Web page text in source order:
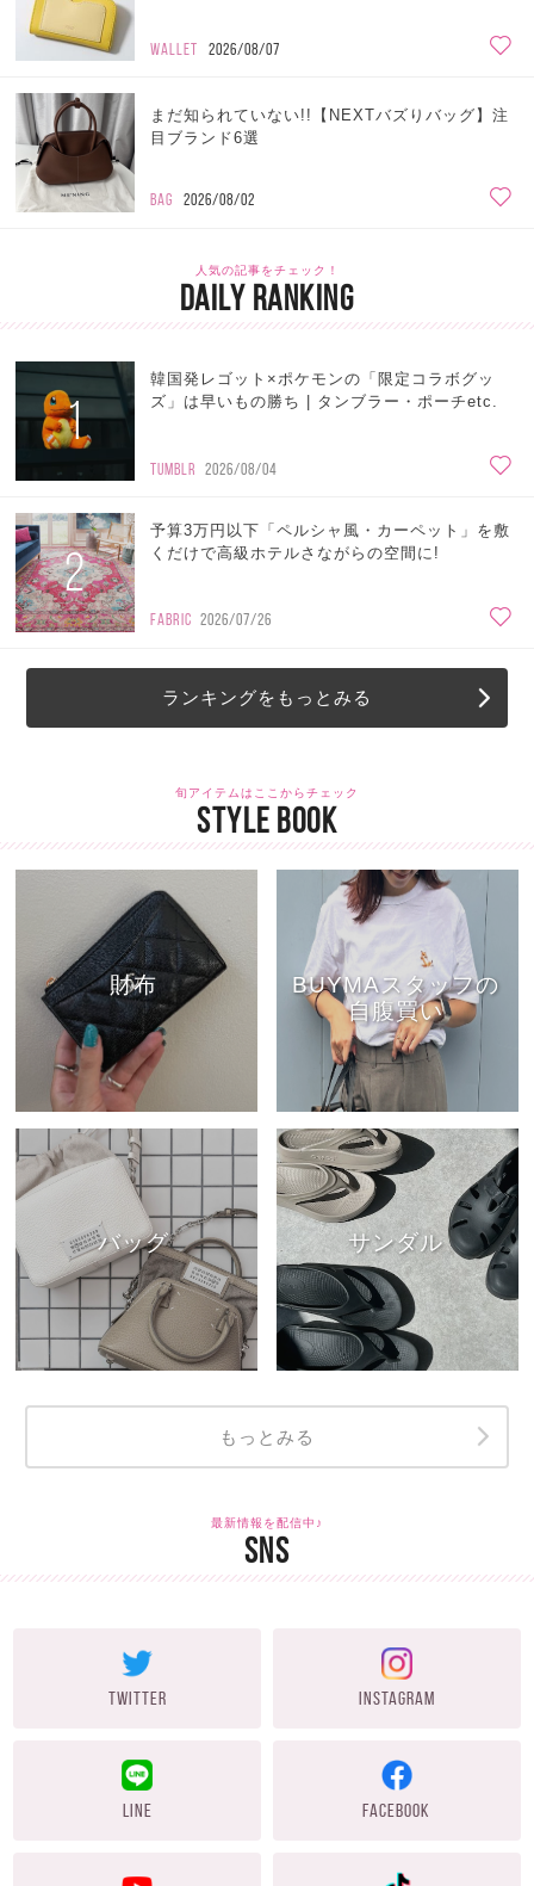
WALLET 2026/08/07
まだ知られていない!!【NEXTバズりバッグ】注
目ブランド6選
BAG 2026/08/02
人気の記事をチェック！
DAILY RANKING
1
韓国発レゴット×ポケモンの「限定コラボグッ
ズ」は早いもの勝ち | タンブラー・ポーチetc.
TUMBLR 2026/08/04
2
予算3万円以下「ペルシャ風・カーペット」を敷
くだけで高級ホテルさながらの空間に!
FABRIC 2026/07/26
ランキングをもっとみる
旬アイテムはここからチェック
STYLE BOOK
財布
BUYMAスタッフの
自腹買い
バッグ サンダル
もっとみる
最新情報を配信中♪
SNS
TWITTER INSTAGRAM
LINE FACEBOOK